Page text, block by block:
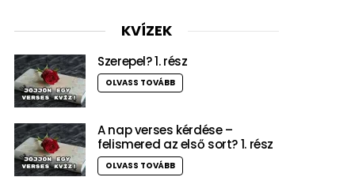
KVÍZEK
Szerepel? 1. rész
OLVASS TOVÁBB
A nap verses kérdése –
felismered az első sort? 1. rész
OLVASS TOVÁBB